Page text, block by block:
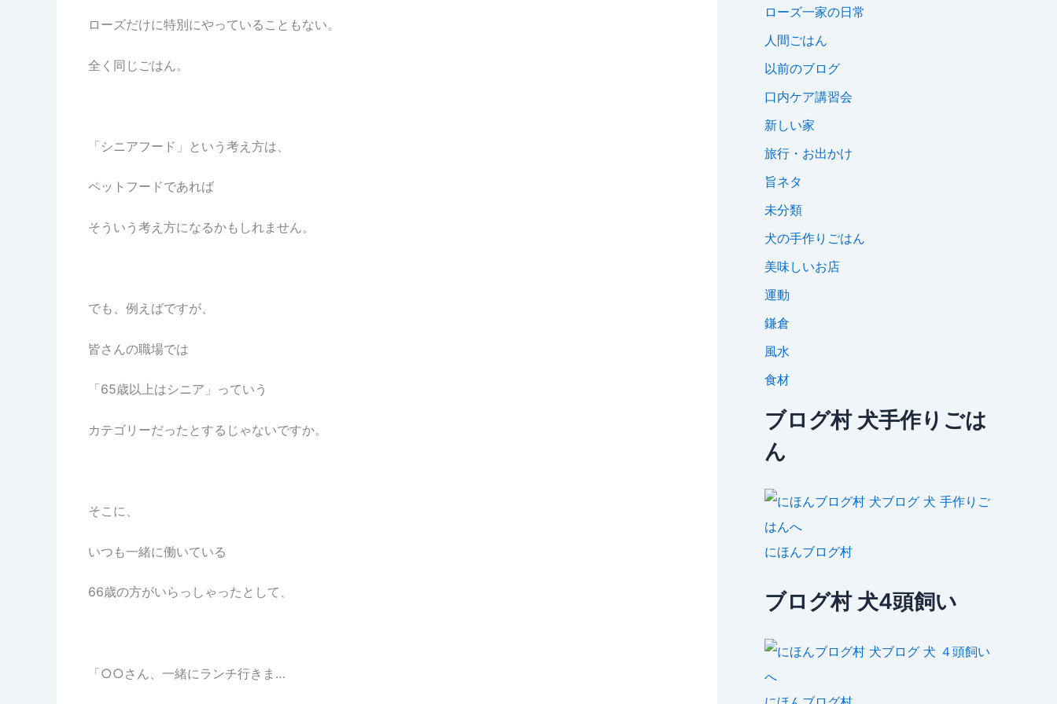
ローズだけに特別にやっていることもない。
全く同じごはん。
「シニアフード」という考え方は、
ペットフードであれば
そういう考え方になるかもしれません。
でも、例えばですが、
皆さんの職場では
「65歳以上はシニア」っていう
カテゴリーだったとするじゃないですか。
そこに、
いつも一緒に働いている
66歳の方がいらっしゃったとして、
「○○さん、一緒にランチ行きま…
ローズ一家の日常
人間ごはん
以前のブログ
口内ケア講習会
新しい家
旅行・お出かけ
旨ネタ
未分類
犬の手作りごはん
美味しいお店
運動
鎌倉
風水
食材
ブログ村 犬手作りごは
ん
にほんブログ村
ブログ村 犬4頭飼い